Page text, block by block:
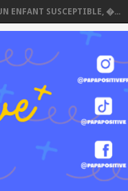
ENFANT SUSCEPTIBLE, �...